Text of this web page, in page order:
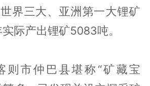
界三大、亚洲第一大锂矿
际产出锂矿5083吨。
则市仲巴县堪称“矿藏宝